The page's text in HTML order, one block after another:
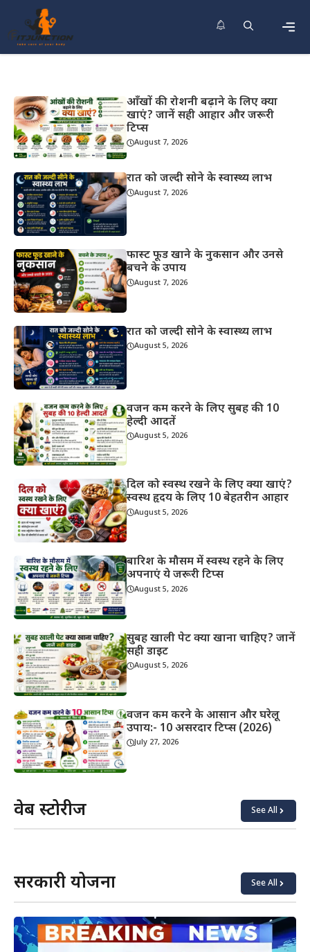
content
आँखों की रोशनी बढ़ाने के लिए क्या
खाएं? जानें सही आहार और जरूरी
टिप्स
August 7, 2026
रात को जल्दी सोने के स्वास्थ्य लाभ
August 7, 2026
फास्ट फूड खाने के नुकसान और उनसे
बचने के उपाय
August 7, 2026
रात को जल्दी सोने के स्वास्थ्य लाभ
August 5, 2026
वजन कम करने के लिए सुबह की 10
हेल्दी आदतें
August 5, 2026
दिल को स्वस्थ रखने के लिए क्या खाएं?
स्वस्थ हृदय के लिए 10 बेहतरीन आहार
August 5, 2026
बारिश के मौसम में स्वस्थ रहने के लिए
अपनाएं ये जरूरी टिप्स
August 5, 2026
सुबह खाली पेट क्या खाना चाहिए? जानें
सही डाइट
August 5, 2026
वजन कम करने के आसान और घरेलू
उपाय:- 10 असरदार टिप्स (2026)
July 27, 2026
वेब स्टोरीज See All
अंतर
जानिए!
सरकारी योजना See All